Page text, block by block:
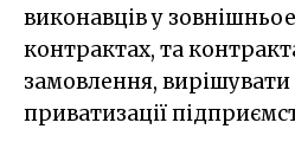
виконавців у
контрактах, та
замовлення,
приватизації